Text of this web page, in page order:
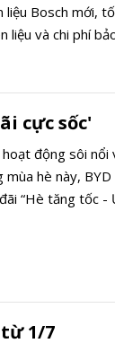
liệu Bosch mới,
liệu và chi phí
cực sốc'
động sôi nổi
mùa hè này,
“Hè tăng tốc -
1/7